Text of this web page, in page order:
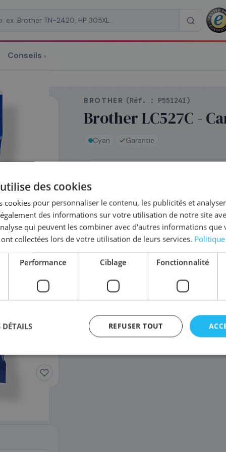
Conseils ▾
BROTHER (Réf. : P551241)
Brother LC527C -
Cyan Garantie
Complétez la sérieLC-527
23,88 €
des cookies
cookies pour personnaliser le contenu, les publicités et
des informations sur votre utilisation de notre site
qui peuvent les combiner avec d'autres informations que
collectées lors de votre utilisation de leurs services.
Performance Ciblage Fonctionnalité
REFUSER TOUT
DÉTAILS